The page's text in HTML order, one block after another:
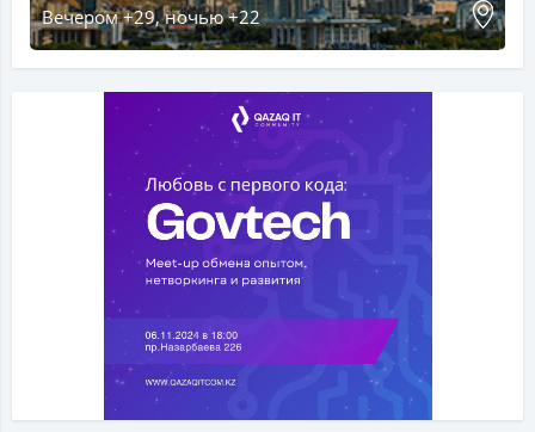
Вечером +29, ночью +22